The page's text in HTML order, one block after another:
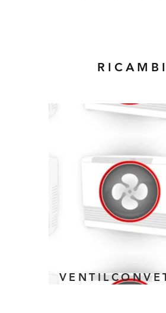
RICAMBI